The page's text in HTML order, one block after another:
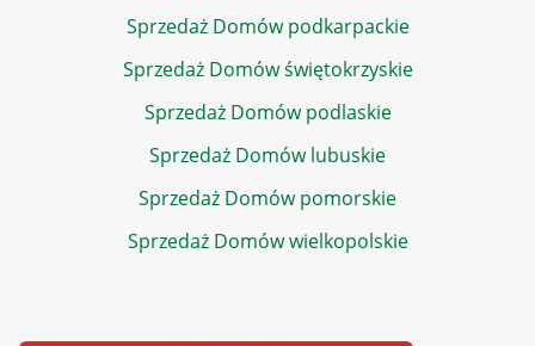
Sprzedaż Domów podkarpackie
Sprzedaż Domów świętokrzyskie
Sprzedaż Domów podlaskie
Sprzedaż Domów lubuskie
Sprzedaż Domów pomorskie
Sprzedaż Domów wielkopolskie